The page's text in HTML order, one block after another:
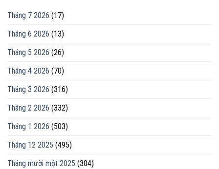
Tháng 7 2026 (17)
Tháng 6 2026 (13)
Tháng 5 2026 (26)
Tháng 4 2026 (70)
Tháng 3 2026 (316)
Tháng 2 2026 (332)
Tháng 1 2026 (503)
Tháng 12 2025 (495)
Tháng mười một 2025 (304)